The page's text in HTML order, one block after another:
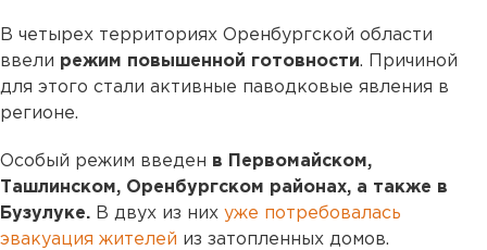
В четырех территориях Оренбургской области
ввели режим повышенной готовности. Причиной
для этого стали активные паводковые явления в
регионе.
Особый режим введен в Первомайском,
Ташлинском, Оренбургском районах, а также в
Бузулуке. В двух из них уже потребовалась
эвакуация жителей из затопленных домов.